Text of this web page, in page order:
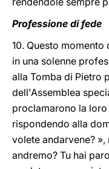
Professione di fede
10. Questo
in una solenne
alla Tomba di Pietro
dell'Assemblea
proclamarono la
rispondendo alla
volete andarvene?
andremo? Tu hai